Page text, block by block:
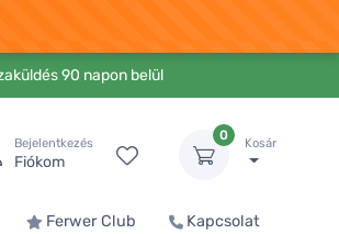
90 napon belül
Bejelentkezés
Fiókom
0
Kosár
Ferwer Club Kapcsolat